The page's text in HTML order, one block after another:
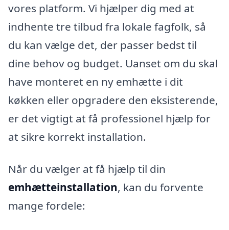
vores platform. Vi hjælper dig med at
indhente tre tilbud fra lokale fagfolk, så
du kan vælge det, der passer bedst til
dine behov og budget. Uanset om du skal
have monteret en ny emhætte i dit
køkken eller opgradere den eksisterende,
er det vigtigt at få professionel hjælp for
at sikre korrekt installation.
Når du vælger at få hjælp til din
emhætteinstallation, kan du forvente
mange fordele: